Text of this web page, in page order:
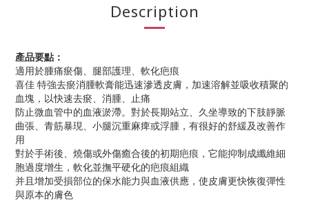
Description
產品要點：
適用於腫痛瘀傷、腿部護理、軟化疤痕
喜佳 特強去瘀消腫軟膏能迅速滲透皮膚，加速溶解並吸收積聚的
血塊，以快速去瘀、消腫、止痛
防止微血管中的血液淤滯。對於長期站立、久坐導致的下肢靜脈
曲張、青筋暴現、小腿沉重麻痺或浮腫，有很好的舒緩及改善作
用
對於手術後、燒傷或外傷癒合後的初期疤痕，它能抑制成纖維細
胞過度增生，軟化並撫平硬化的疤痕組織
并且增加受損部位的保水能力與血液供應，使皮膚更快恢復彈性
與原本的膚色